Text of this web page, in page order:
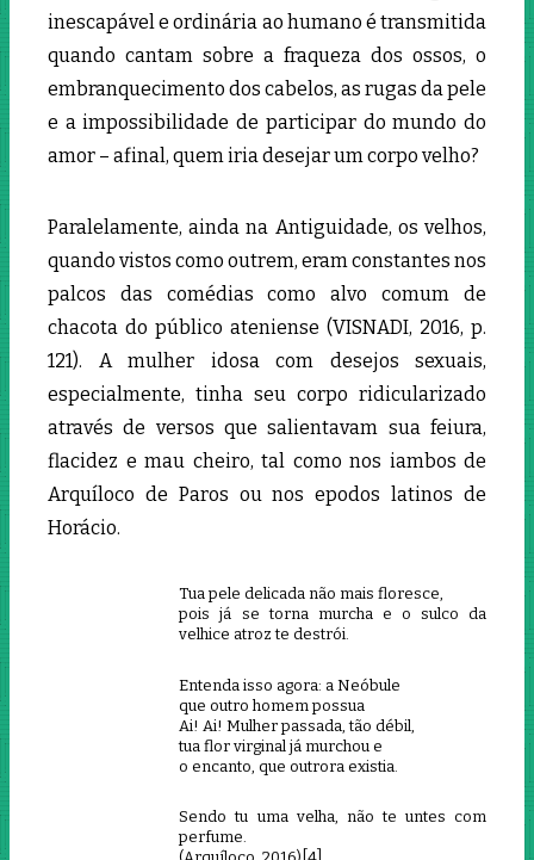
inescapável e ordinária ao humano é transmitida
quando cantam sobre a fraqueza dos ossos, o
embranquecimento dos cabelos, as rugas da pele
e a impossibilidade de participar do mundo do
amor – afinal, quem iria desejar um corpo velho?
Paralelamente, ainda na Antiguidade, os velhos,
quando vistos como outrem, eram constantes nos
palcos das comédias como alvo comum de
chacota do público ateniense (VISNADI, 2016, p.
121). A mulher idosa com desejos sexuais,
especialmente, tinha seu corpo ridicularizado
através de versos que salientavam sua feiura,
flacidez e mau cheiro, tal como nos iambos de
Arquíloco de Paros ou nos epodos latinos de
Horácio.
Tua pele delicada não mais floresce,
pois já se torna murcha e o sulco da
velhice atroz te destrói.
Entenda isso agora: a Neóbule
que outro homem possua
Ai! Ai! Mulher passada, tão débil,
tua flor virginal já murchou e
o encanto, que outrora existia.
Sendo tu uma velha, não te untes com
perfume.